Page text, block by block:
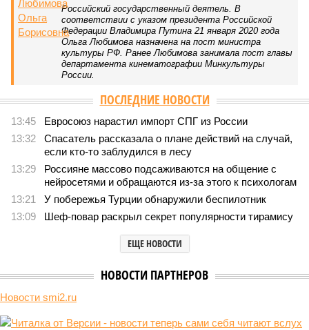
Российский государственный деятель. В
соответствии с указом президента Российской
Федерации Владимира Путина 21 января 2020 года
Ольга Любимова назначена на пост министра
культуры РФ. Ранее Любимова занимала пост главы
департамента кинематографии Минкультуры
России.
ПОСЛЕДНИЕ НОВОСТИ
13:45
Евросоюз нарастил импорт СПГ из России
13:32
Спасатель рассказала о плане действий на случай,
если кто-то заблудился в лесу
13:29
Россияне массово подсаживаются на общение с
нейросетями и обращаются из-за этого к психологам
13:21
У побережья Турции обнаружили беспилотник
13:09
Шеф-повар раскрыл секрет популярности тирамису
ЕЩЕ НОВОСТИ
НОВОСТИ ПАРТНЕРОВ
Новости smi2.ru